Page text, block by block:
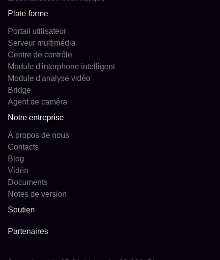
Plate-forme
Portail utilisateur
Serveur multimédia
Centre de contrôle
Module d'interphone intelligent
Module d'analyse vidéo
Bridge
Agent de caméra
Notre entreprise
À propos de nous
Contacts
Blog
Vidéo
Documents
Notes de version
Soutien
Partenaires